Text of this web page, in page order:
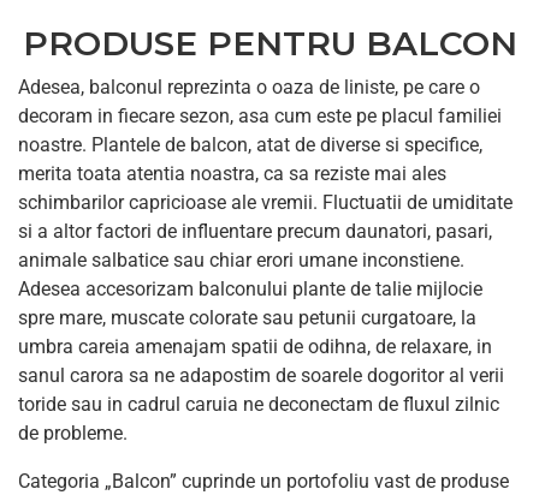
PRODUSE PENTRU BALCON
Adesea, balconul reprezinta o oaza de liniste, pe care o
decoram in fiecare sezon, asa cum este pe placul familiei
noastre. Plantele de balcon, atat de diverse si specifice,
merita toata atentia noastra, ca sa reziste mai ales
schimbarilor capricioase ale vremii. Fluctuatii de umiditate
si a altor factori de influentare precum daunatori, pasari,
animale salbatice sau chiar erori umane inconstiene.
Adesea accesorizam balconului plante de talie mijlocie
spre mare, muscate colorate sau petunii curgatoare, la
umbra careia amenajam spatii de odihna, de relaxare, in
sanul carora sa ne adapostim de soarele dogoritor al verii
toride sau in cadrul caruia ne deconectam de fluxul zilnic
de probleme.
Categoria „Balcon” cuprinde un portofoliu vast de produse